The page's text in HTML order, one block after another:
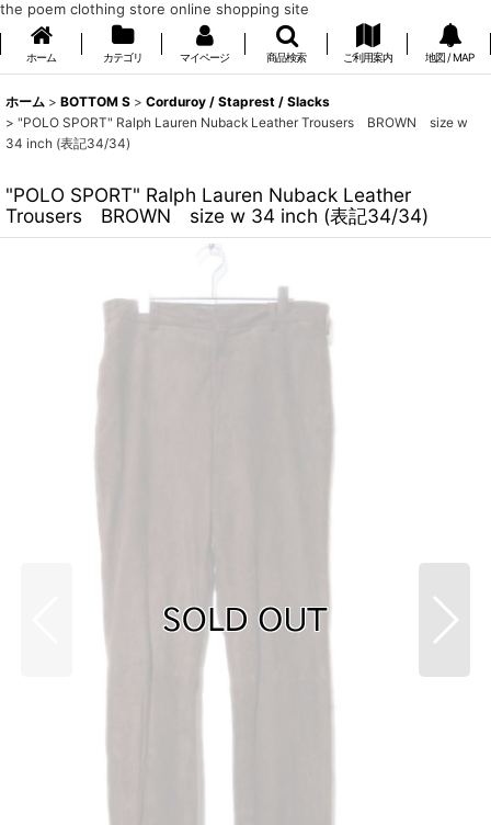
the poem clothing store online shopping site
ホーム カテゴリ マイページ 商品検索 ご利用案内 地図 / MAP
ホーム > BOTTOM S > Corduroy / Staprest / Slacks
> "POLO SPORT" Ralph Lauren Nuback Leather Trousers BROWN size w
34 inch (表記34/34)
"POLO SPORT" Ralph Lauren Nuback Leather
Trousers BROWN size w 34 inch (表記34/34)